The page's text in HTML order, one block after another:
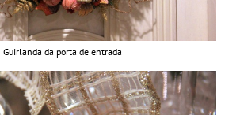
Guirlanda da porta de entrada